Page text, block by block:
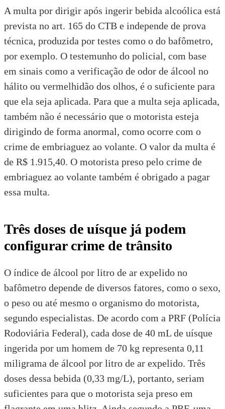
A multa por dirigir após ingerir bebida alcoólica está
prevista no art. 165 do CTB e independe de prova
técnica, produzida por testes como o do bafômetro,
por exemplo. O testemunho do policial, com base
em sinais como a verificação de odor de álcool no
hálito ou vermelhidão dos olhos, é o suficiente para
que ela seja aplicada. Para que a multa seja aplicada,
também não é necessário que o motorista esteja
dirigindo de forma anormal, como ocorre com o
crime de embriaguez ao volante. O valor da multa é
de R$ 1.915,40. O motorista preso pelo crime de
embriaguez ao volante também é obrigado a pagar
essa multa.
Três doses de uísque já podem
configurar crime de trânsito
O índice de álcool por litro de ar expelido no
bafômetro depende de diversos fatores, como o sexo,
o peso ou até mesmo o organismo do motorista,
segundo especialistas. De acordo com a PRF (Polícia
Rodoviária Federal), cada dose de 40 mL de uísque
ingerida por um homem de 70 kg representa 0,11
miligrama de álcool por litro de ar expelido. Três
doses dessa bebida (0,33 mg/L), portanto, seriam
suficientes para que o motorista seja preso em